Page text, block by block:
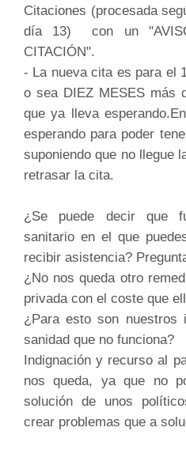
Citaciones (procesada
día 13) con un
CITACIÓN".
- La nueva cita es para el
o sea DIEZ MESES más
que ya lleva
esperando para poder
suponiendo que no llegue
retrasar la cita.
¿Se puede decir que
sanitario en el que
recibir asistencia?
¿No nos queda otro
privada con el coste que
¿Para esto son nuestros
sanidad que no funciona?
Indignación y recurso al
nos queda, ya que no
solución de unos
crear problemas que a